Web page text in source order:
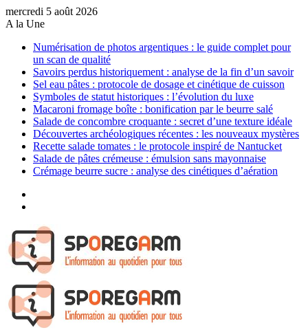
mercredi 5 août 2026
A la Une
Numérisation de photos argentiques : le guide complet pour
un scan de qualité
Savoirs perdus historiquement : analyse de la fin d’un savoir
Sel eau pâtes : protocole de dosage et cinétique de cuisson
Symboles de statut historiques : l’évolution du luxe
Macaroni fromage boîte : bonification par le beurre salé
Salade de concombre croquante : secret d’une texture idéale
Découvertes archéologiques récentes : les nouveaux mystères
Recette salade tomates : le protocole inspiré de Nantucket
Salade de pâtes crémeuse : émulsion sans mayonnaise
Crémage beurre sucre : analyse des cinétiques d’aération
Menu